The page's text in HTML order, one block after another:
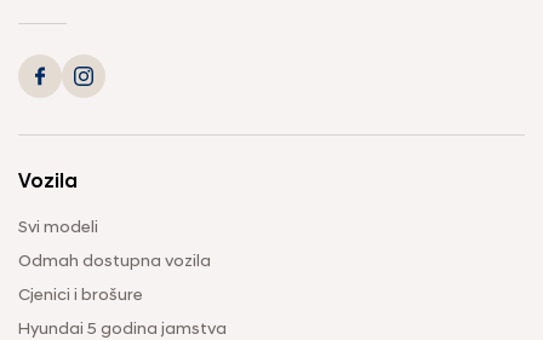
Vozila
Svi modeli
Odmah dostupna vozila
Cjenici i brošure
Hyundai 5 godina jamstva